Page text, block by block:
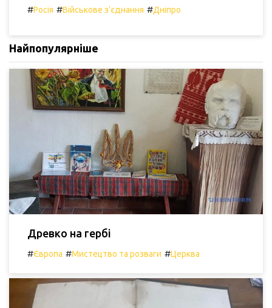
#Росія #Військове з'єднання #Дніпро
Найпопулярніше
Древко на гербі
#Європа #Мистецтво та розваги #Церква